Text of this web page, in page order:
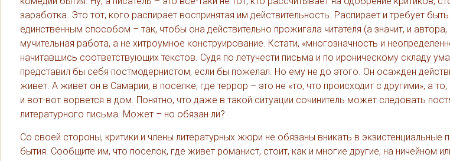
заработка. Это тот, кого распирает воспринятая им действительность. Распирает и требует
единственным способом – так, чтобы она действительно прожигала читателя (а значит, и
мучительная работа, а не хитроумное конструирование. Кстати, «многозначность и
начитавшись соответствующих текстов. Судя по летучести письма и по ироническому складу
представил бы себя постмодернистом, если бы пожелал. Но ему не до этого. Он осажден
живет. А живет он в Самарии, в поселке, где террор – это не «то, что происходит с другими», а
и вот-вот ворвется в дом. Понятно, что даже в такой ситуации сочинитель может следовать
литературного письма. Может – но обязан ли?
Со своей стороны, критики и члены литературных жюри не обязаны вникать в экзистенциальные
бытия. Сообщите им, что поселок, где живет романист, стоит, как и многие другие, на ничейном